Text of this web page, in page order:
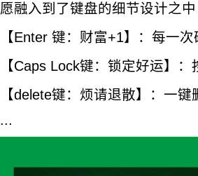
愿融入到了键盘的细节设计之中
【Enter 键：财富+1】：每一
【Caps Lock键：锁定好运】
【delete键：烦请退散】：一
...